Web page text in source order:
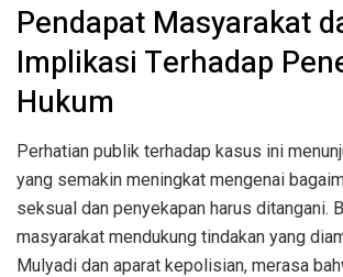
Pendapat Masyarakat
Implikasi Terhadap
Hukum
Perhatian publik terhadap kasus ini
yang semakin meningkat mengenai
seksual dan penyekapan harus ditangani.
masyarakat mendukung tindakan yang
Mulyadi dan aparat kepolisian, merasa